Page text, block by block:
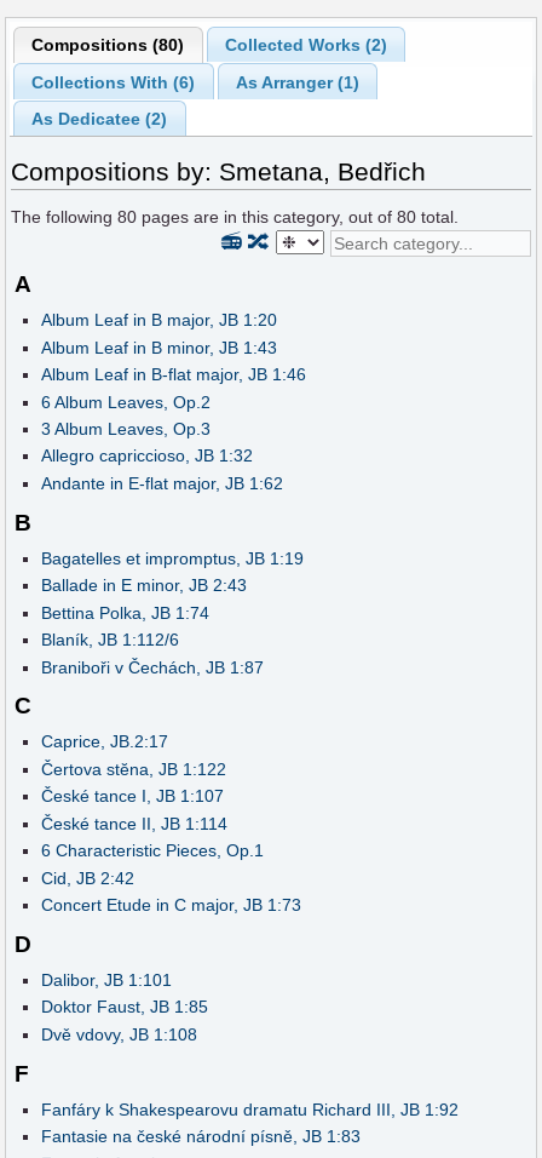
Compositions (80)
Collected Works (2)
Collections With (6)
As Arranger (1)
As Dedicatee (2)
Compositions by: Smetana, Bedřich
The following80 pages are in this category, out of80 total.
🔀
📻
A
Album Leaf in B major, JB 1:20
Album Leaf in B minor, JB 1:43
Album Leaf in B-flat major, JB 1:46
6 Album Leaves, Op.2
3 Album Leaves, Op.3
Allegro capriccioso, JB 1:32
Andante in E-flat major, JB 1:62
B
Bagatelles et impromptus, JB 1:19
Ballade in E minor, JB 2:43
Bettina Polka, JB 1:74
Blaník, JB 1:112/6
Braniboři v Čechách, JB 1:87
C
Caprice, JB.2:17
Čertova stĕna, JB 1:122
České tance I, JB 1:107
České tance II, JB 1:114
6 Characteristic Pieces, Op.1
Cid, JB 2:42
Concert Etude in C major, JB 1:73
D
Dalibor, JB 1:101
Doktor Faust, JB 1:85
Dvě vdovy, JB 1:108
F
Fanfáry k Shakespearovu dramatu Richard III, JB 1:92
Fantasie na české národní písně, JB 1:83